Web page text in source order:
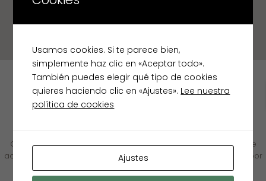
✦ LEY 10/2025 · TRANSPARENCIA INMOBILIARIA
Calculadora de gastos deCompraventa
Calcula el coste total real de adquisición de este inmueble de
acuerdo con las obligaciones de transparencia establecidas por
Usamos cookies. Si te parece bien,
simplemente haz clic en «Aceptar todo».
También puedes elegir qué tipo de cookies
quieres haciendo clic en «Ajustes». Lee nuestra
política de cookies
Ajustes